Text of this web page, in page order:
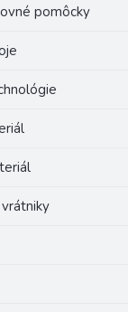
pomôcky